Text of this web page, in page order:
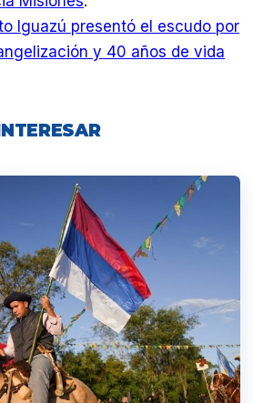
Iguazú presentó el escudo por
y 40 años de vida